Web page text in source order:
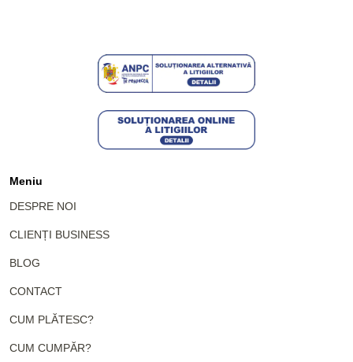
Meniu
DESPRE NOI
CLIENȚI BUSINESS
BLOG
CONTACT
CUM PLĂTESC?
CUM CUMPĂR?